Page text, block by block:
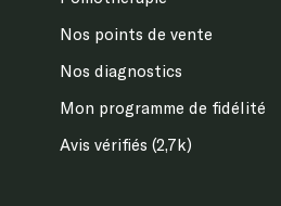
Nos points de vente
Nos diagnostics
Mon programme de fidélité
Avis vérifiés (2,7k)